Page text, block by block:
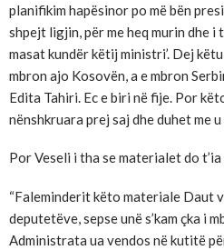
planifikim hapësinor po më bën
shpejt ligjin, për me heq murin dhe i
masat kundër këtij ministri’. Dej
mbron ajo Kosovën, a e mbron
Edita Tahiri. Ec e biri në fije. Por
nënshkruara prej saj dhe duhet me
Por Veseli i tha se materialet do
“Faleminderit këto materiale Daut
deputetëve, sepse unë s’kam çka i
Administrata ua vendos në kutitë